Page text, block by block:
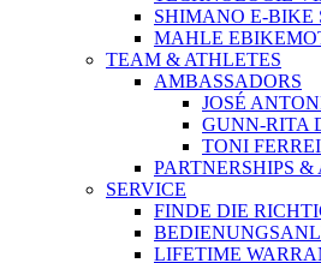
SHIMANO E-BIKE
MAHLE
TEAM & ATHLETES
AMBASSADORS
JOSÉ
GUNN-RITA
TONI
PARTNERSHIPS &
SERVICE
FINDE DIE
LIFETIME